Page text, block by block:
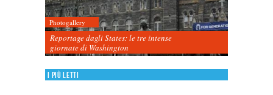
Photogallery
Reportage dagli States: le tre intense
giornate di Washington
I più letti